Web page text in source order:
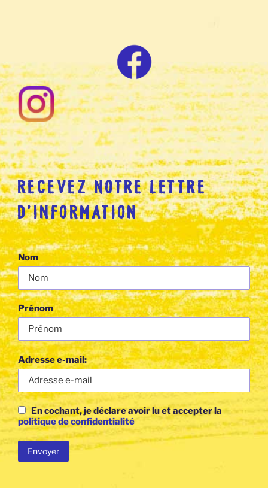
RECEVEZ NOTRE LETTRE
D’INFORMATION
Nom
Prénom
Adresse e-mail:
En cochant, je déclare avoir lu et accepter la
politique de confidentialité